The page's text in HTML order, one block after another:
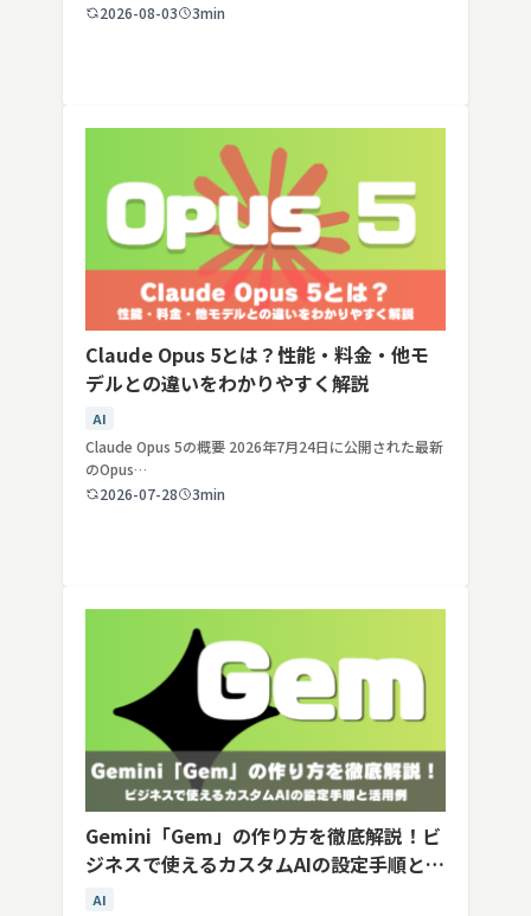
2026-08-03
3min
Claude Opus 5とは？性能・料金・他モ
デルとの違いをわかりやすく解説
AI
Claude Opus 5の概要 2026年7月24日に公開された最新
のOpus…
2026-07-28
3min
Gemini「Gem」の作り方を徹底解説！ビ
ジネスで使えるカスタムAIの設定手順と活
用例
AI